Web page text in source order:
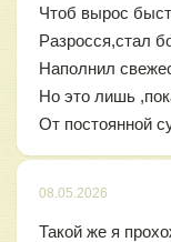
Чтоб вырос
Разросся,стал
Наполнил
Но это лишь
От постоянной
08.05.2026
Такой же я